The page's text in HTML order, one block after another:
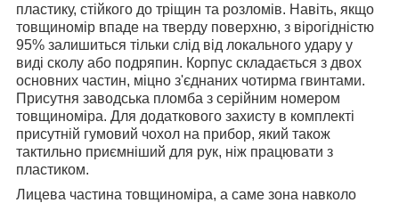
пластику, стійкого до тріщин та розломів. Навіть, якщо
товщиномір впаде на тверду поверхню, з вірогідністю
95% залишиться тільки слід від локального удару у
виді сколу або подряпин. Корпус складається з двох
основних частин, міцно з'єднаних чотирма гвинтами.
Присутня заводська пломба з серійним номером
товщиноміра. Для додаткового захисту в комплекті
присутній гумовий чохол на прибор, який також
тактильно приємніший для рук, ніж працювати з
пластиком.
Лицева частина товщиноміра, а саме зона навколо